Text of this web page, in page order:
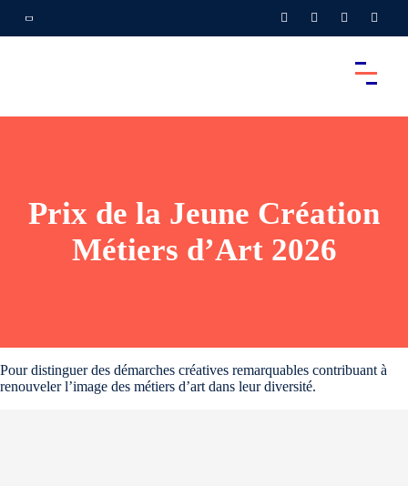
Prix de la Jeune Création
Métiers d’Art 2026
Pour distinguer des démarches créatives remarquables contribuant à
renouveler l’image des métiers d’art dans leur diversité.